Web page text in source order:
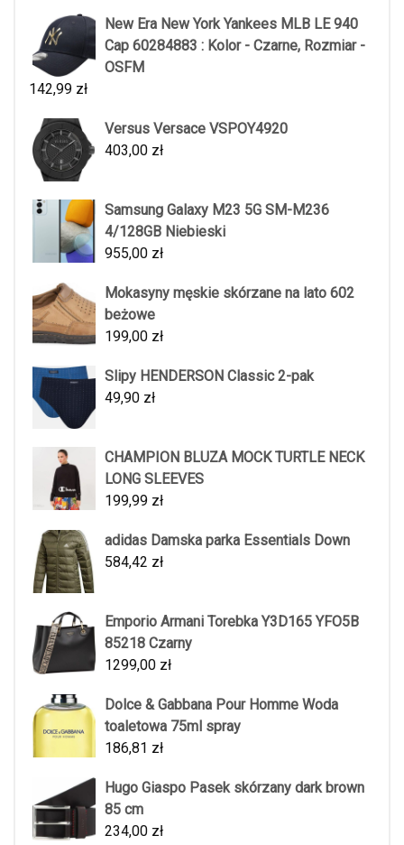
New Era New York Yankees MLB LE 940
Cap 60284883 : Kolor - Czarne, Rozmiar -
OSFM
142,99 zł
Versus Versace VSPOY4920
403,00 zł
Samsung Galaxy M23 5G SM-M236
4/128GB Niebieski
955,00 zł
Mokasyny męskie skórzane na lato 602
beżowe
199,00 zł
Slipy HENDERSON Classic 2-pak
49,90 zł
CHAMPION BLUZA MOCK TURTLE NECK
LONG SLEEVES
199,99 zł
adidas Damska parka Essentials Down
584,42 zł
Emporio Armani Torebka Y3D165 YFO5B
85218 Czarny
1299,00 zł
Dolce & Gabbana Pour Homme Woda
toaletowa 75ml spray
186,81 zł
Hugo Giaspo Pasek skórzany dark brown
85 cm
234,00 zł